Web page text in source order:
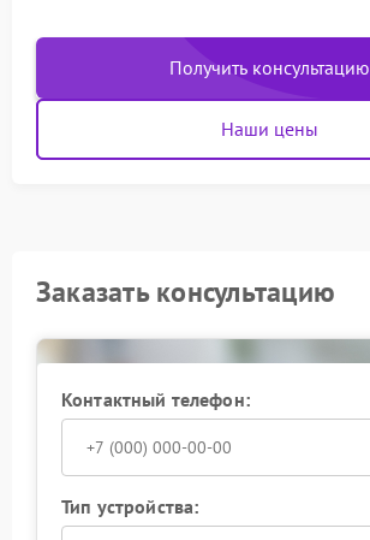
Получить консультацию
Наши цены
Заказать консультацию
Контактный телефон:
Тип устройства: